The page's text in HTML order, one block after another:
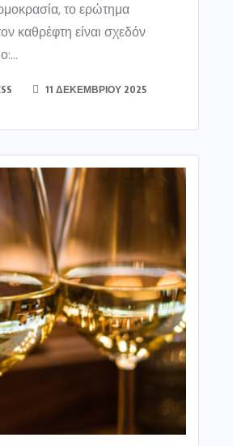
το ερώτημα
καθρέφτη είναι σχεδόν
11 ΔΕΚΕΜΒΡΊΟΥ 2025